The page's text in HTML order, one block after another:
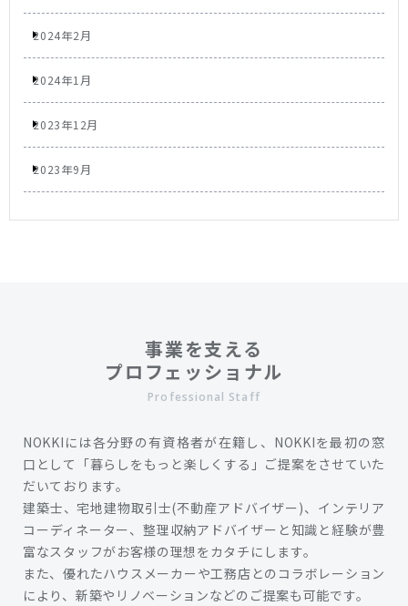
2024年2月
2024年1月
2023年12月
2023年9月
事業を支える
プロフェッショナル
Professional Staff
NOKKIには各分野の有資格者が在籍し、NOKKIを最初の窓
口として「暮らしをもっと楽しくする」ご提案をさせていた
だいております。
建築士、宅地建物取引士(不動産アドバイザー)、インテリア
コーディネーター、整理収納アドバイザーと知識と経験が豊
富なスタッフがお客様の理想をカタチにします。
また、優れたハウスメーカーや工務店とのコラボレーション
により、新築やリノベーションなどのご提案も可能です。